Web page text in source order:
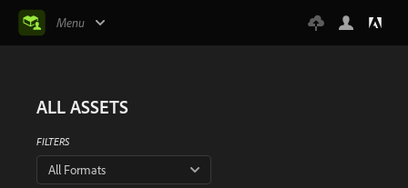
Menu
ALL ASSETS
FILTERS
All Formats